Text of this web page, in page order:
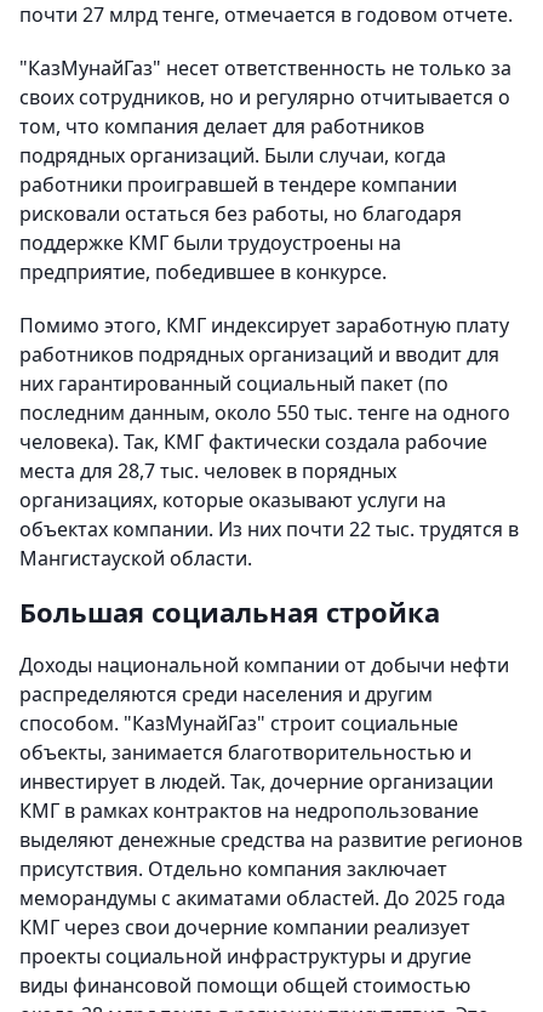
почти 27 млрд тенге, отмечается в годовом отчете.
"КазМунайГаз" несет ответственность не только за
своих сотрудников, но и регулярно отчитывается о
том, что компания делает для работников
подрядных организаций. Были случаи, когда
работники проигравшей в тендере компании
рисковали остаться без работы, но благодаря
поддержке КМГ были трудоустроены на
предприятие, победившее в конкурсе.
Помимо этого, КМГ индексирует заработную плату
работников подрядных организаций и вводит для
них гарантированный социальный пакет (по
последним данным, около 550 тыс. тенге на одного
человека). Так, КМГ фактически создала рабочие
места для 28,7 тыс. человек в порядных
организациях, которые оказывают услуги на
объектах компании. Из них почти 22 тыс. трудятся в
Мангистауской области.
Большая социальная стройка
Доходы национальной компании от добычи нефти
распределяются среди населения и другим
способом. "КазМунайГаз" строит социальные
объекты, занимается благотворительностью и
инвестирует в людей. Так, дочерние организации
КМГ в рамках контрактов на недропользование
выделяют денежные средства на развитие регионов
присутствия. Отдельно компания заключает
меморандумы с акиматами областей. До 2025 года
КМГ через свои дочерние компании реализует
проекты социальной инфраструктуры и другие
виды финансовой помощи общей стоимостью